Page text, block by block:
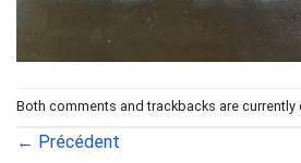
Both comments and trackbacks are currently
← Précédent